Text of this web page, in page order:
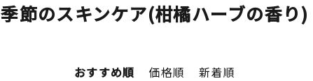
季節のスキンケア(柑橘ハーブの香り)
おすすめ順 価格順 新着順